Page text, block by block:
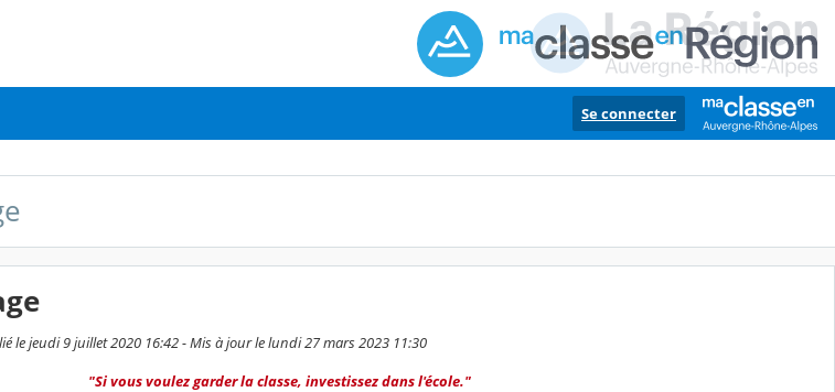
Se connecter
le jeudi 9 juillet 2020 16:42 - Mis à jour le lundi 27 mars 2023 11:30
"Si vous voulez garder la classe, investissez dans l'école."